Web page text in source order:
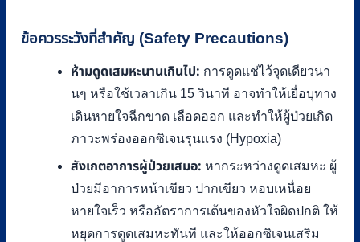
ข้อควรระวังที่สำคัญ (Safety Precautions)
ห้ามดูดเสมหะนานเกินไป: การดูดแช่ไว้จุดเดียวนา
นๆ หรือใช้เวลาเกิน 15 วินาที อาจทำให้เยื่อบุทาง
เดินหายใจฉีกขาด เลือดออก และทำให้ผู้ป่วยเกิด
ภาวะพร่องออกซิเจนรุนแรง (Hypoxia)
สังเกตอาการผู้ป่วยเสมอ: หากระหว่างดูดเสมหะ ผู้
ป่วยมีอาการหน้าเขียว ปากเขียว หอบเหนื่อย
หายใจเร็ว หรืออัตราการเต้นของหัวใจผิดปกติ ให้
หยุดการดูดเสมหะทันที และให้ออกซิเจนเสริม